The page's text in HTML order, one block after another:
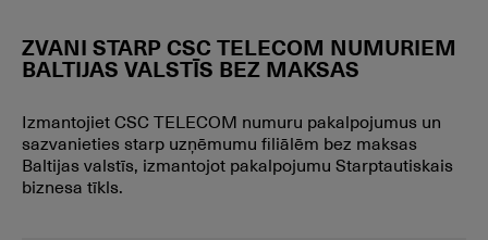
ZVANI STARP CSC TELECOM NUMURIEM
BALTIJAS VALSTĪS BEZ MAKSAS
Izmantojiet CSC TELECOM numuru pakalpojumus un
sazvanieties starp uzņēmumu filiālēm bez maksas
Baltijas valstīs, izmantojot pakalpojumu Starptautiskais
biznesa tīkls.